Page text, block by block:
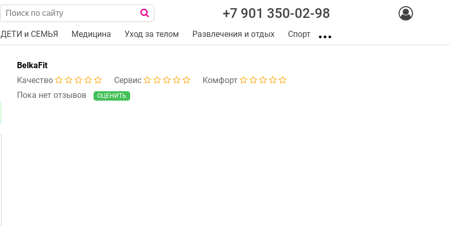
+7 901 350-02-98
ДЕТИ и СЕМЬЯ Медицина Уход за телом Развлечения и отдых Спорт
BelkaFit
Качество
Сервис
Комфорт
Пока нет отзывов
ОЦЕНИТЬ